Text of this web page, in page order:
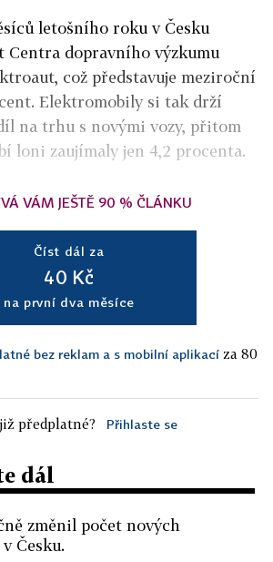
letošního roku v Česku
Centra dopravního výzkumu
což představuje meziroční
Elektromobily si tak drží
na trhu s novými vozy, přitom
loni zaujímaly jen 4,2 procenta.
VÁM JEŠTĚ 90 % ČLÁNKU
Číst dál za
40 Kč
na první dva měsíce
bez reklam a s mobilní aplikací za 80
předplatné? Přihlaste se
dál
změnil počet nových
Česku.